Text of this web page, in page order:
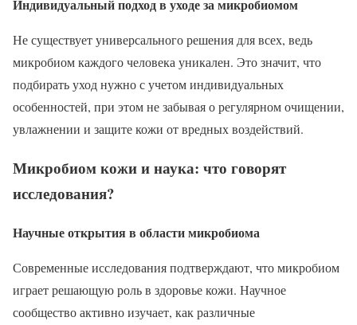
Индивидуальный подход в уходе за микробиомом
Не существует универсального решения для всех, ведь
микробиом каждого человека уникален. Это значит, что
подбирать уход нужно с учетом индивидуальных
особенностей, при этом не забывая о регулярном очищении,
увлажнении и защите кожи от вредных воздействий.
Микробиом кожи и наука: что говорят
исследования?
Научные открытия в области микробиома
Современные исследования подтверждают, что микробиом
играет решающую роль в здоровье кожи. Научное
сообщество активно изучает, как различные